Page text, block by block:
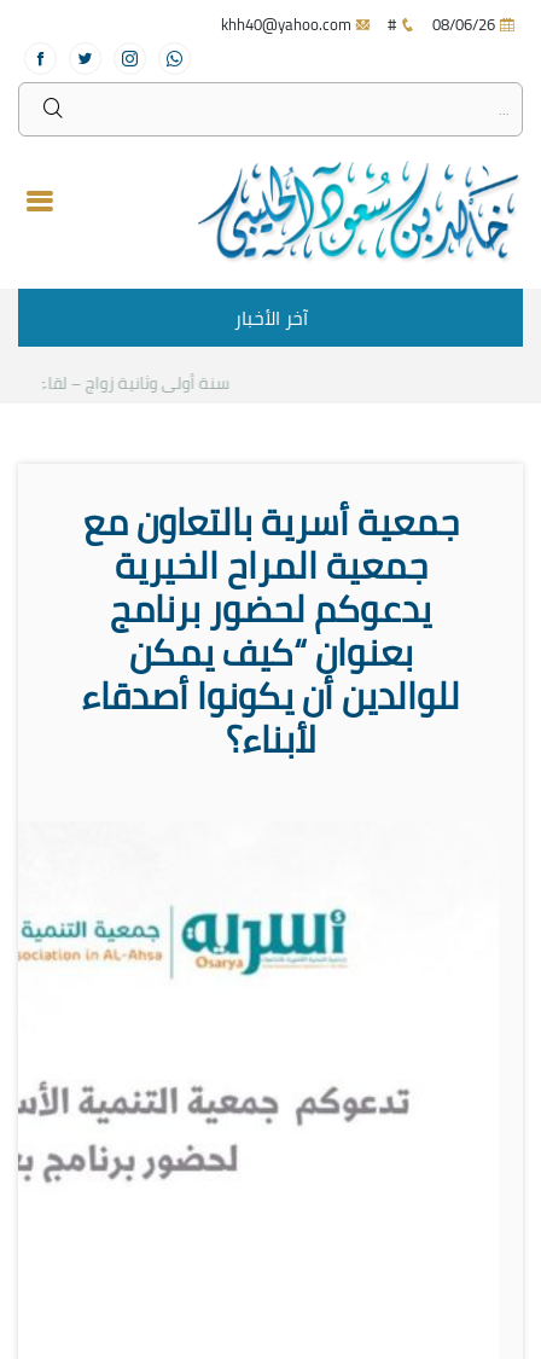
#
آخر الأخبار
سنة أولى وثانية زواج – لقاء مع
جمعية أسرية بالتعاون مع
جمعية المراح الخيرية
يدعوكم لحضور برنامج
بعنوان “كيف يمكن
للوالدين أن يكونوا أصدقاء
لأبناء؟